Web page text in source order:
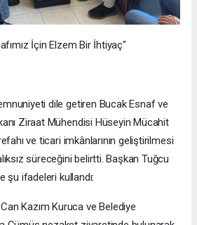
İçin Elzem Bir İhtiyaç"
dile getiren Bucak Esnaf ve
Ziraat Mühendisi Hüseyin Mücahit
ve ticari imkânlarının geliştirilmesi
süreceğini belirtti. Başkan Tuğcu
şu ifadeleri kullandı:
Can Kazım Kuruca ve Belediye